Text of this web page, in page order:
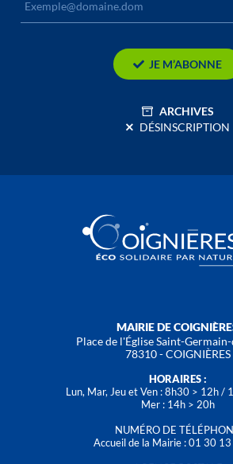
JE M’ABONNE
ARCHIVES
DÉSINSCRIPTION
MAIRIE DE
Place de l'Église Saint-
78310 - COIGNIÈRES
HORAIRES :
Lun, Mar, Jeu et Ven : 8h30 > 12h /
Mer : 14h > 20h
NUMÉRO DE
Accueil de la Mairie : 01 30